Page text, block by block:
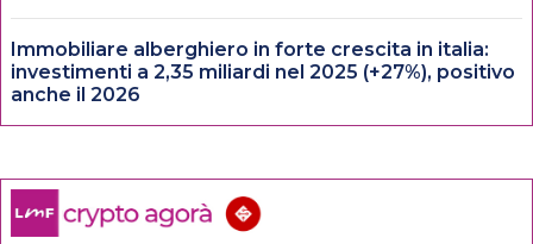
Immobiliare alberghiero in forte crescita in italia:
investimenti a 2,35 miliardi nel 2025 (+27%), positivo
anche il 2026